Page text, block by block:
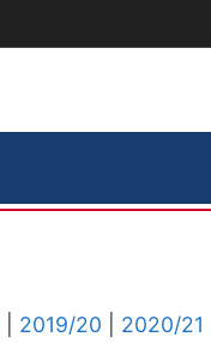
2019/20
2020/21